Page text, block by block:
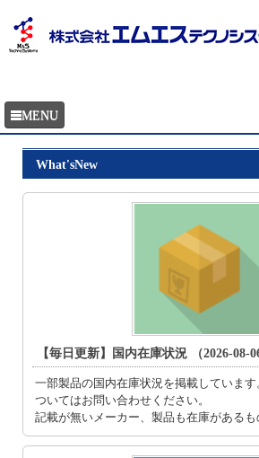
What'sNew
【毎日更新】国内在庫状況 （2026-08-06
一部製品の国内在庫状況を掲載していま
ついてはお問い合わせください。
記載が無いメーカー、製品も在庫があるも